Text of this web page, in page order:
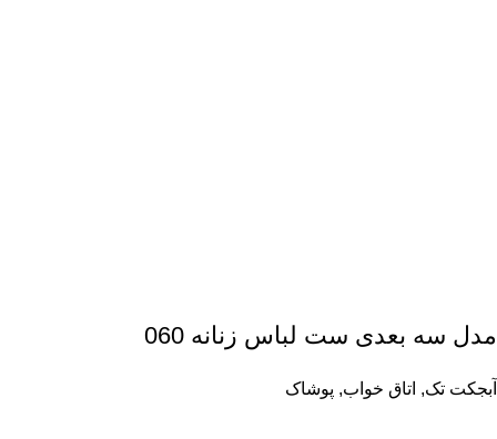
مدل سه بعدی ست لباس زنانه 060
آبجکت تک, اتاق خواب, پوشاک